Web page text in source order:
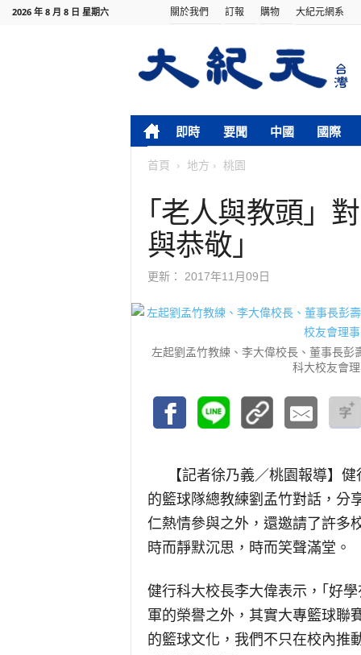
2026 年 8 月 8 日 星期六 關於我們 訂報 購物 大紀元網系
即時 要聞 中國 國際
首頁 地方 桃園
｢老人與教頭」
與恭敬」
更新： 2017年11月09日
左起劉孟竹教練、李大偉校長、董事長
科大校友會
【記者徐乃義／桃園報導】 健
的籃球隊總教練劉孟竹對話，分
仁熱情參與之外，還邀請了許多
時而靜默沉思，時而笑聲滿堂。
健行科大校長李大偉表示，｢好
軍的榮譽之外，其實大專籃球聯
的籃球文化，我們不只在校內推